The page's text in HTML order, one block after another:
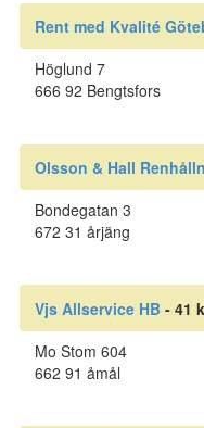
Rent med Kvalité
Höglund 7
666 92 Bengtsfors
Olsson & Hall
Bondegatan 3
672 31 årjäng
Vjs Allservice HB- 41
Mo Stom 604
662 91 åmål